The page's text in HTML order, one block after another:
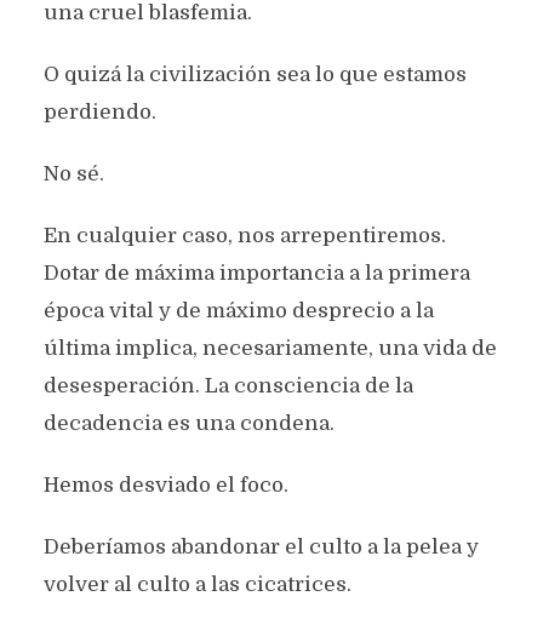
una cruel blasfemia.
O quizá la civilización sea lo que estamos
perdiendo.
No sé.
En cualquier caso, nos arrepentiremos.
Dotar de máxima importancia a la primera
época vital y de máximo desprecio a la
última implica, necesariamente, una vida de
desesperación. La consciencia de la
decadencia es una condena.
Hemos desviado el foco.
Deberíamos abandonar el culto a la pelea y
volver al culto a las cicatrices.